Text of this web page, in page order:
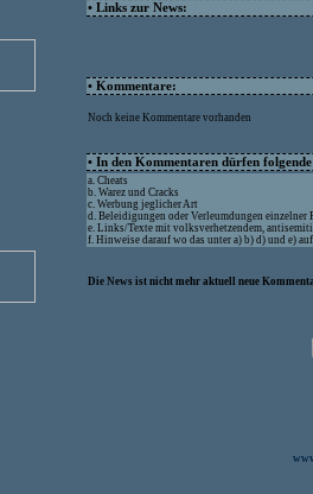
• Links zur News:
• Kommentare:
Noch keine Kommentare vorhanden
• In den Kommentaren dürfen
a. Cheats
b. Warez und Cracks
c. Werbung jeglicher Art
d. Beleidigungen oder Verleumdungen einzelner
e. Links/Texte mit volksverhetzendem,
f. Hinweise darauf wo das unter a) b) d) und e)
Die News ist nicht mehr aktuell neue